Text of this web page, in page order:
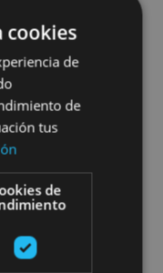
cookies
de
de
tus
de